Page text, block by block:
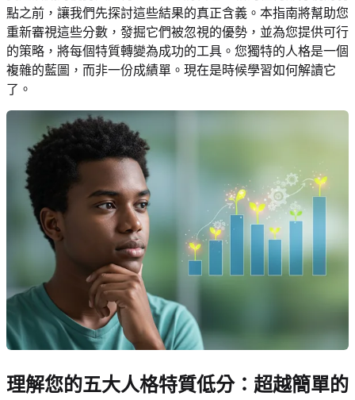
點之前，讓我們先探討這些結果的真正含義。本指南將幫助您
重新審視這些分數，發掘它們被忽視的優勢，並為您提供可行
的策略，將每個特質轉變為成功的工具。您獨特的人格是一個
複雜的藍圖，而非一份成績單。現在是時候學習如何解讀它
了。
理解您的五大人格特質低分：超越簡單的